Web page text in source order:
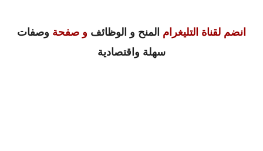
انضم لقناة التليغرام المنح و الوظائف و صفحة وصفات
سهلة واقتصادية